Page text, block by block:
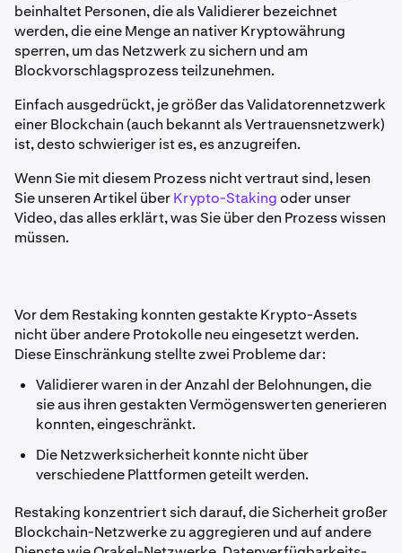
beinhaltet Personen, die als Validierer bezeichnet
werden, die eine Menge an nativer Kryptowährung
sperren, um das Netzwerk zu sichern und am
Blockvorschlagsprozess teilzunehmen.
Einfach ausgedrückt, je größer das Validatorennetzwerk
einer Blockchain (auch bekannt als Vertrauensnetzwerk)
ist, desto schwieriger ist es, es anzugreifen.
Wenn Sie mit diesem Prozess nicht vertraut sind, lesen
Sie unseren Artikel überKrypto-Stakingoder unser
Video, das alles erklärt, was Sie über den Prozess wissen
müssen.
Vor dem Restaking konnten gestakte Krypto-Assets
nicht über andere Protokolle neu eingesetzt werden.
Diese Einschränkung stellte zwei Probleme dar:
Validierer waren in der Anzahl der Belohnungen, die
sie aus ihren gestakten Vermögenswerten generieren
konnten, eingeschränkt.
Die Netzwerksicherheit konnte nicht über
verschiedene Plattformen geteilt werden.
Restaking konzentriert sich darauf, die Sicherheit großer
Blockchain-Netzwerke zu aggregieren und auf andere